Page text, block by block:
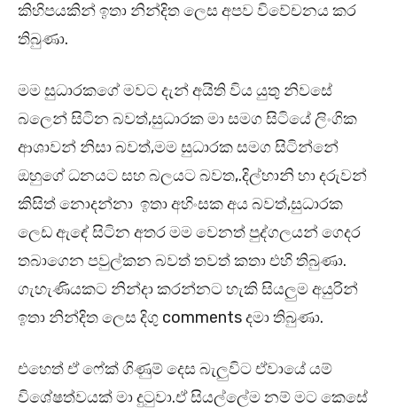
කිහිපයකින් ඉතා නින්දිත ලෙස අපව විවේචනය කර
තිබුණා.
මම සුධාරකගේ මවට දැන් අයිති විය යුතු නිවසේ
බලෙන් සිටින බවත්,සුධාරක මා සමග සිටියේ ලිංගික
ආශාවන් නිසා බවත්,මම සුධාරක සමග සිටින්නේ
ඔහුගේ ධනයට සහ බලයට බවත,.දිල්හානි හා දරුවන්
කිසිත් නොදන්නා ඉතා අහිංසක අය බවත්,සුධාරක
ලෙඩ ඇඳේ සිටින අතර මම වෙනත් පුද්ගලයන් ගෙදර
තබාගෙන පවුල්කන බවත් තවත් කතා එහි තිබුණා.
ගැහැණියකට නින්දා කරන්නට හැකි සියලුම අයුරින්
ඉතා නින්දිත ලෙස දිගු comments දමා තිබුණා.
එහෙත් ඒ ෆේක් ගිණුම් දෙස බැලුවිට ඒවායේ යම්
විශේෂත්වයක් මා දුටුවා.ඒ සියල්ලේම නම් මට කෙසේ